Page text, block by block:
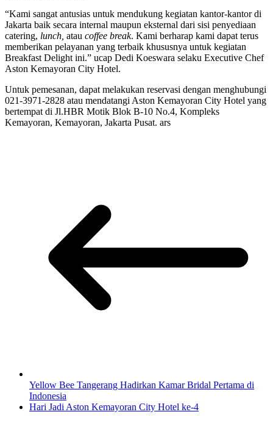
“Kami sangat antusias untuk mendukung kegiatan kantor-kantor di
Jakarta baik secara internal maupun eksternal dari sisi penyediaan
catering, lunch, atau coffee break. Kami berharap kami dapat terus
memberikan pelayanan yang terbaik khususnya untuk kegiatan
Breakfast Delight ini.” ucap Dedi Koeswara selaku Executive Chef
Aston Kemayoran City Hotel.
Untuk pemesanan, dapat melakukan reservasi dengan menghubungi
021-3971-2828 atau mendatangi Aston Kemayoran City Hotel yang
bertempat di Jl.HBR Motik Blok B-10 No.4, Kompleks
Kemayoran, Kemayoran, Jakarta Pusat. ars
Yellow Bee Tangerang Hadirkan Kamar Bridal Pertama di
Indonesia
Hari Jadi Aston Kemayoran City Hotel ke-4